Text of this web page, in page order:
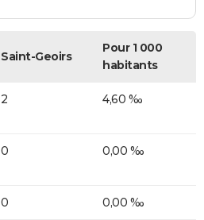
Saint-Geoirs
Pour 1 000
habitants
2 4,60 ‰
0 0,00 ‰
0 0,00 ‰